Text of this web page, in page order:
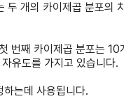
개의 카이제곱 분포의
번째 카이제곱 분포는 10
유도를 가지고 있습니다.
는데 사용됩니다.